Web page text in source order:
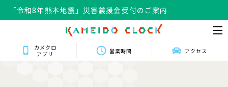
「令和8年熊本地震」災害義援金受付のご案内
カメクロ
アプリ
営業時間 アクセス